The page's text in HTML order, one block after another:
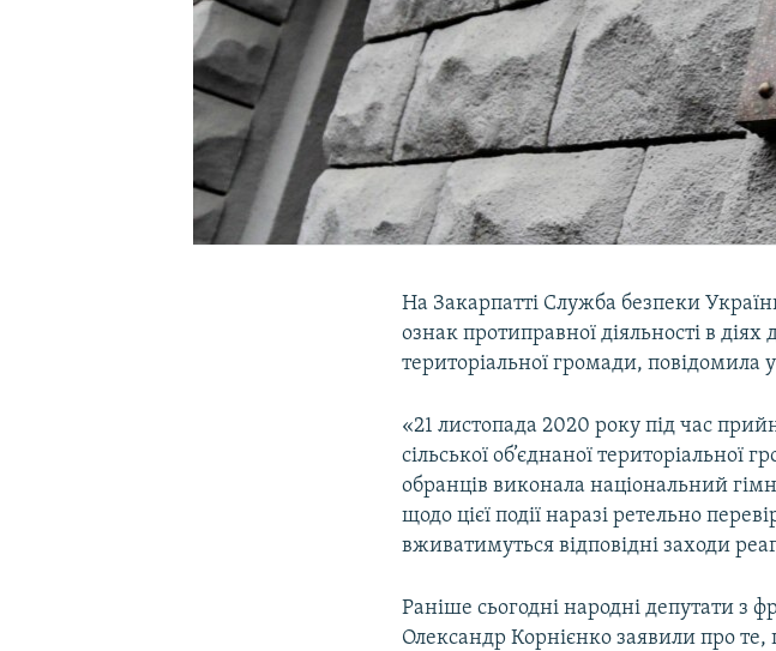
На Закарпатті Служба безпеки
ознак протиправної діяльності в діях
територіальної громади, повідомила
«21 листопада 2020 року під час
сільської об’єднаної територіальної
обранців виконала національний
щодо цієї події наразі ретельно
вживатимуться відповідні заходи
Раніше сьогодні народні депутати з
Олександр Корнієнко заявили про